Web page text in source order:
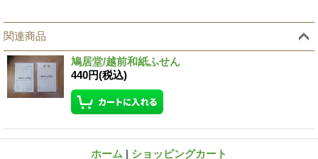
関連商品
鳩居堂/越前和紙ふせん
440円(税込)
ホーム | ショッピングカート